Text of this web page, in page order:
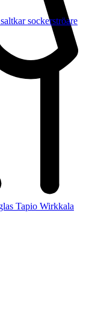
sockerströare
Tapio Wirkkala